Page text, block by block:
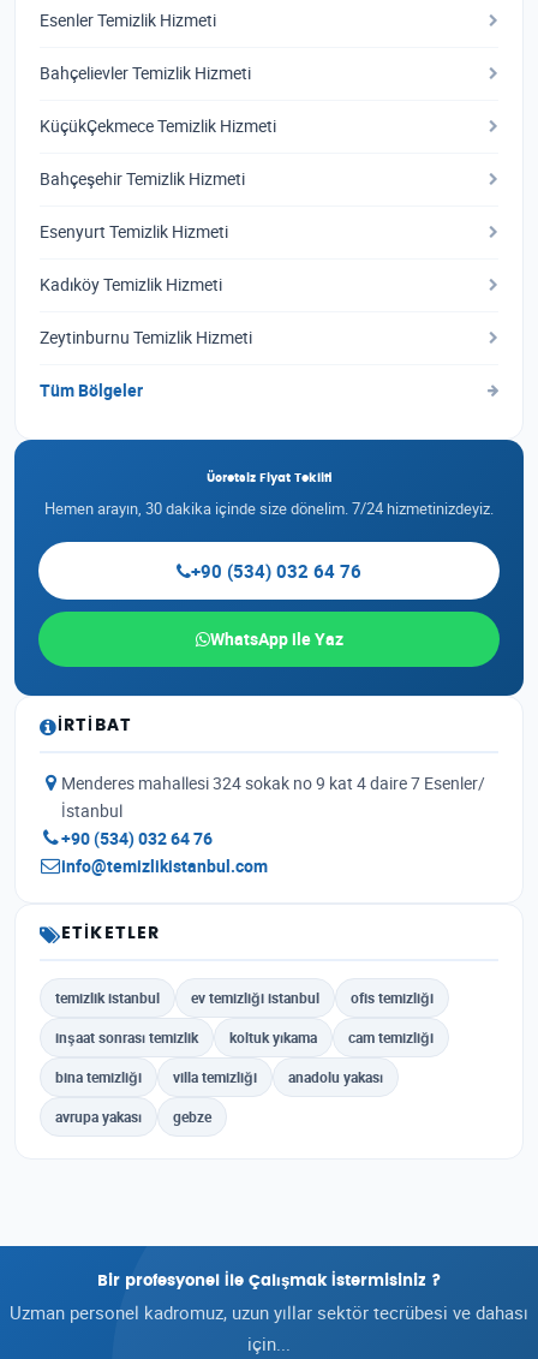
Esenler Temizlik Hizmeti
Bahçelievler Temizlik Hizmeti
KüçükÇekmece Temizlik Hizmeti
Bahçeşehir Temizlik Hizmeti
Esenyurt Temizlik Hizmeti
Kadıköy Temizlik Hizmeti
Zeytinburnu Temizlik Hizmeti
Tüm Bölgeler
Ücretsiz Fiyat Teklifi
Hemen arayın, 30 dakika içinde size dönelim. 7/24 hizmetinizdeyiz.
+90 (534) 032 64 76
WhatsApp ile Yaz
İRTIBAT
Menderes mahallesi 324 sokak no 9 kat 4 daire 7 Esenler/
İstanbul
+90 (534) 032 64 76
info@temizlikistanbul.com
ETIKETLER
temizlik istanbul ev temizliği istanbul ofis temizliği
inşaat sonrası temizlik koltuk yıkama cam temizliği
bina temizliği villa temizliği anadolu yakası
avrupa yakası gebze
Bir profesyonel İle Çalışmak İstermisiniz ?
Uzman personel kadromuz, uzun yıllar sektör tecrübesi ve dahası
için...